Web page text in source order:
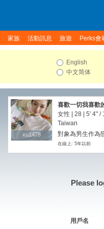
家族 活動訊息 旅遊 Perks會
English
中文简体
xu1478
xu1478
喜歡一切我喜歡
女性 | 28 | 5' 4" /
Taiwan
對象為男生作為
在線上: 5年以前
Please
用戶名